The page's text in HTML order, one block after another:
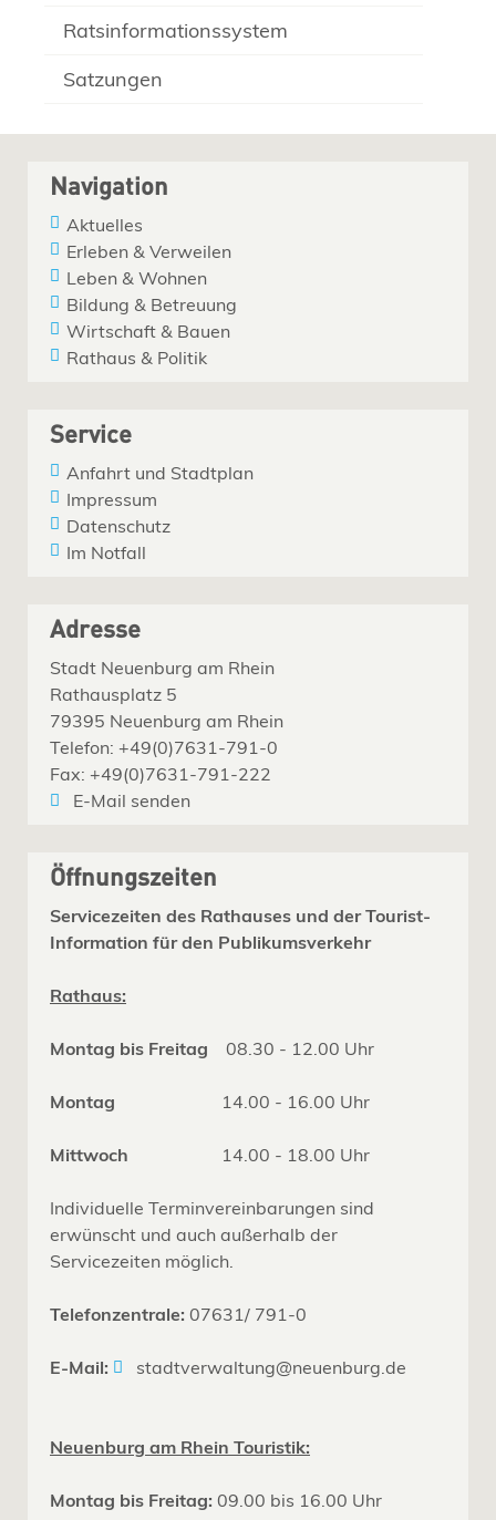
Ratsinformationssystem
Satzungen
Navigation
Aktuelles
Erleben & Verweilen
Leben & Wohnen
Bildung & Betreuung
Wirtschaft & Bauen
Rathaus & Politik
Service
Anfahrt und Stadtplan
Impressum
Datenschutz
Im Notfall
Adresse
Stadt Neuenburg am Rhein
Rathausplatz 5
79395 Neuenburg am Rhein
Telefon: +49(0)7631-791-0
Fax: +49(0)7631-791-222
E-Mail senden
Öffnungszeiten
Servicezeiten des Rathauses und der Tourist-
Information für den Publikumsverkehr
Rathaus:
Montag bis Freitag 08.30 - 12.00 Uhr
Montag 14.00 - 16.00 Uhr
Mittwoch 14.00 - 18.00 Uhr
Individuelle Terminvereinbarungen sind
erwünscht und auch außerhalb der
Servicezeiten möglich.
Telefonzentrale: 07631/ 791-0
E-Mail: stadtverwaltung@neuenburg.de
Neuenburg am Rhein Touristik:
Montag bis Freitag: 09.00 bis 16.00 Uhr